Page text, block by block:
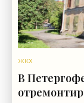
ЖКХ
В